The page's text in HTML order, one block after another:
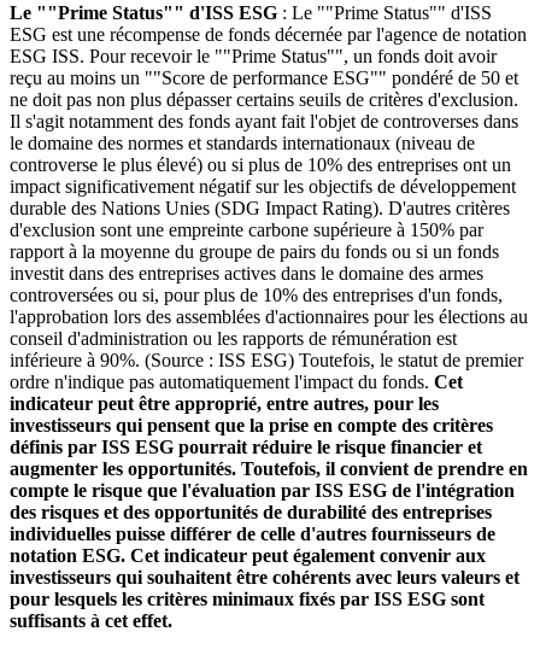
Le ""Prime Status"" d'ISS ESG : Le ""Prime Status"" d'ISS
ESG est une récompense de fonds décernée par l'agence de notation
ESG ISS. Pour recevoir le ""Prime Status"", un fonds doit avoir
reçu au moins un ""Score de performance ESG"" pondéré de 50 et
ne doit pas non plus dépasser certains seuils de critères d'exclusion.
Il s'agit notamment des fonds ayant fait l'objet de controverses dans
le domaine des normes et standards internationaux (niveau de
controverse le plus élevé) ou si plus de 10% des entreprises ont un
impact significativement négatif sur les objectifs de développement
durable des Nations Unies (SDG Impact Rating). D'autres critères
d'exclusion sont une empreinte carbone supérieure à 150% par
rapport à la moyenne du groupe de pairs du fonds ou si un fonds
investit dans des entreprises actives dans le domaine des armes
controversées ou si, pour plus de 10% des entreprises d'un fonds,
l'approbation lors des assemblées d'actionnaires pour les élections au
conseil d'administration ou les rapports de rémunération est
inférieure à 90%. (Source : ISS ESG) Toutefois, le statut de premier
ordre n'indique pas automatiquement l'impact du fonds. Cet
indicateur peut être approprié, entre autres, pour les
investisseurs qui pensent que la prise en compte des critères
définis par ISS ESG pourrait réduire le risque financier et
augmenter les opportunités. Toutefois, il convient de prendre en
compte le risque que l'évaluation par ISS ESG de l'intégration
des risques et des opportunités de durabilité des entreprises
individuelles puisse différer de celle d'autres fournisseurs de
notation ESG. Cet indicateur peut également convenir aux
investisseurs qui souhaitent être cohérents avec leurs valeurs et
pour lesquels les critères minimaux fixés par ISS ESG sont
suffisants à cet effet.